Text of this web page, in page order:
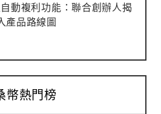
動複利功能：聯合創辦人揭
產品路線圖
幣熱門榜